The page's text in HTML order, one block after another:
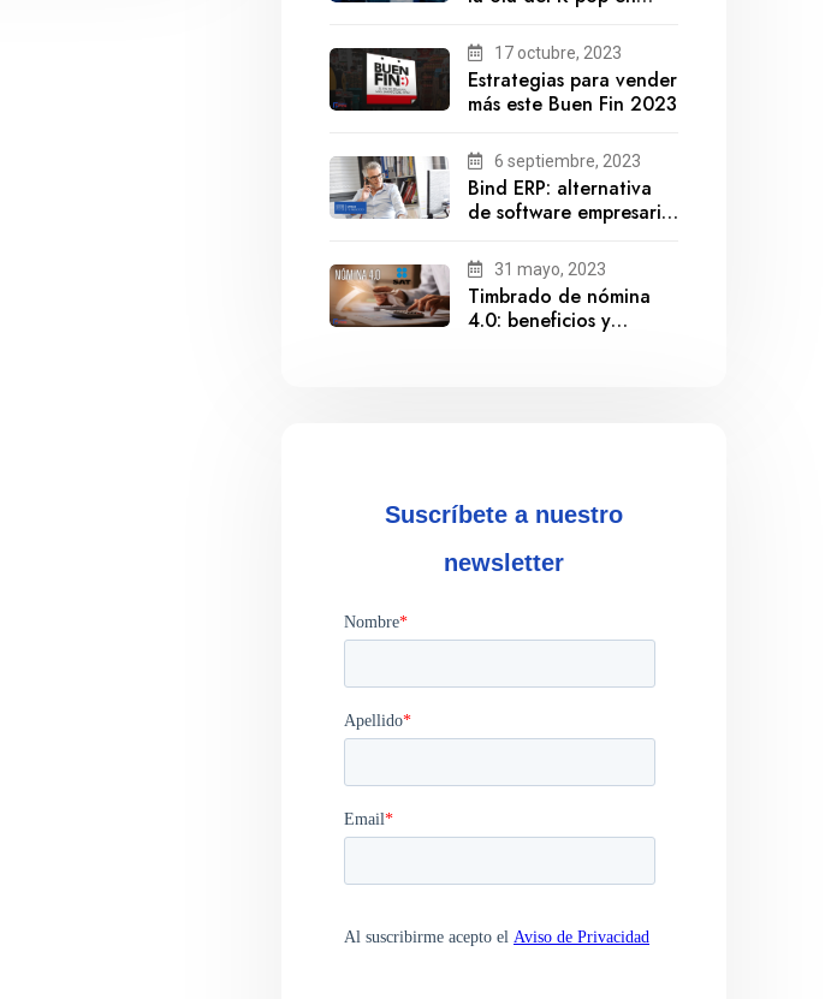
17 octubre, 2023
Estrategias para vender
más este Buen Fin 2023
6 septiembre, 2023
Bind ERP: alternativa
de software empresarial
Gestionix
31 mayo, 2023
Timbrado de nómina
4.0: beneficios y
Suscríbete a nuestro
newsletter